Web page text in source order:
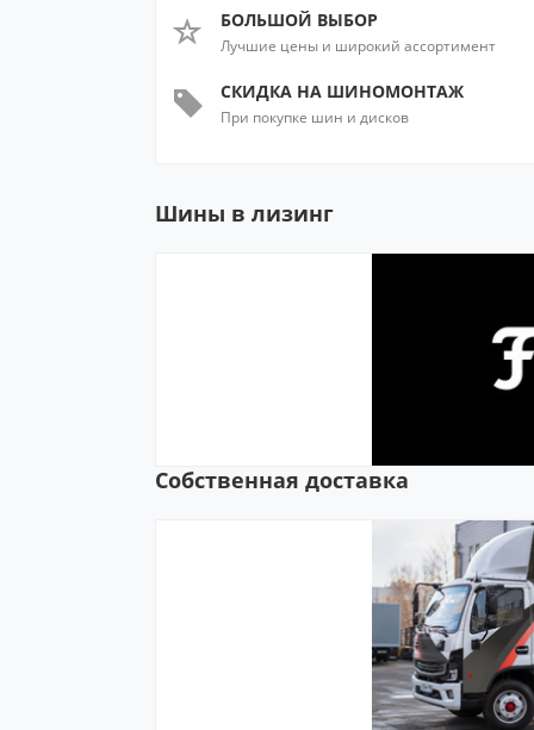
БОЛЬШОЙ ВЫБОР
Лучшие цены и широкий ассортимент
СКИДКА НА ШИНОМОНТАЖ
При покупке шин и дисков
Шины в лизинг
Собственная доставка